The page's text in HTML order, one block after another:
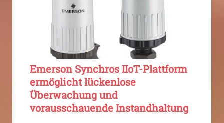
Emerson Synchros IIoT-Plattform
ermöglicht lückenlose
Überwachung und
vorausschauende Instandhaltung